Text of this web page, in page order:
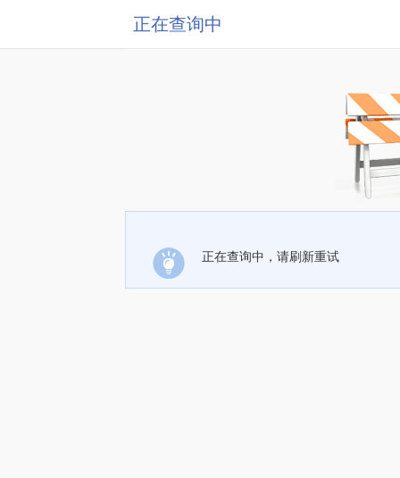
正在查询中
正在查询中，请刷新重试